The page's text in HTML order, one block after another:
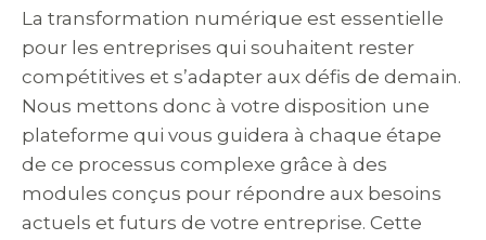
La transformation numérique est essentielle
pour les entreprises qui souhaitent rester
compétitives et s’adapter aux défis de demain.
Nous mettons donc à votre disposition une
plateforme qui vous guidera à chaque étape
de ce processus complexe grâce à des
modules conçus pour répondre aux besoins
actuels et futurs de votre entreprise. Cette